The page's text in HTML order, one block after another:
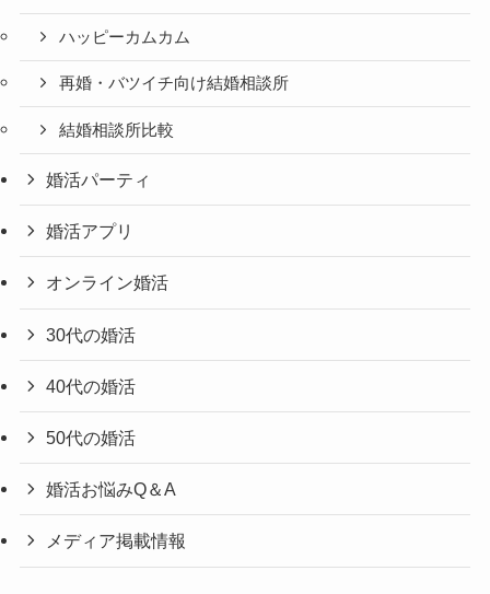
ハッピーカムカム
再婚・バツイチ向け結婚相談所
結婚相談所比較
婚活パーティ
婚活アプリ
オンライン婚活
30代の婚活
40代の婚活
50代の婚活
婚活お悩みQ＆A
メディア掲載情報